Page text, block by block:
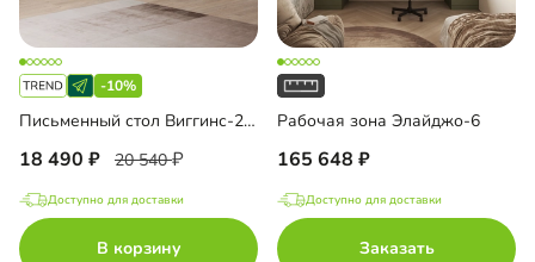
-10%
Письменный стол Виггинс-2 угловой
18 490 20 540
Доступно для доставки
В корзину
Рабочая зона Элайджо-6
165 648
Доступно для доставки
Заказать